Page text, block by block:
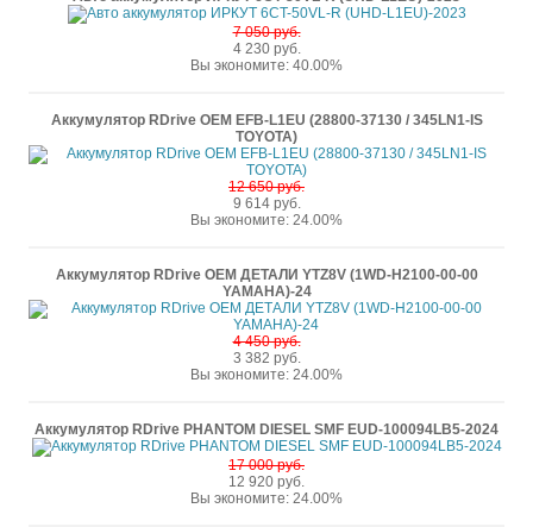
7 050 руб.
4 230 руб.
Вы экономите: 40.00%
Аккумулятор RDrive OEM EFB-L1EU (28800-37130 / 345LN1-IS
TOYOTA)
12 650 руб.
9 614 руб.
Вы экономите: 24.00%
Аккумулятор RDrive OEM ДЕТАЛИ YTZ8V (1WD-H2100-00-00
YAMAHA)-24
4 450 руб.
3 382 руб.
Вы экономите: 24.00%
Аккумулятор RDrive PHANTOM DIESEL SMF EUD-100094LB5-2024
17 000 руб.
12 920 руб.
Вы экономите: 24.00%